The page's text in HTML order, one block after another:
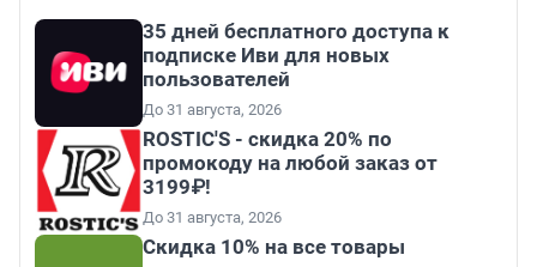
35 дней бесплатного доступа к
подписке Иви для новых
пользователей
До 31 августа, 2026
ROSTIC'S - скидка 20% по
промокоду на любой заказ от
3199₽!
До 31 августа, 2026
Скидка 10% на все товары